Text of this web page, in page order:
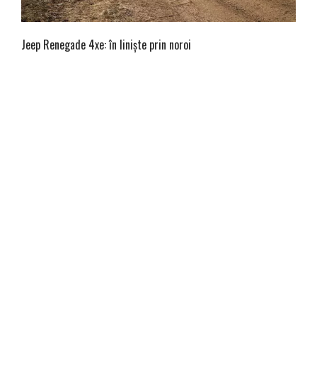
Jeep Renegade 4xe: în liniște prin noroi